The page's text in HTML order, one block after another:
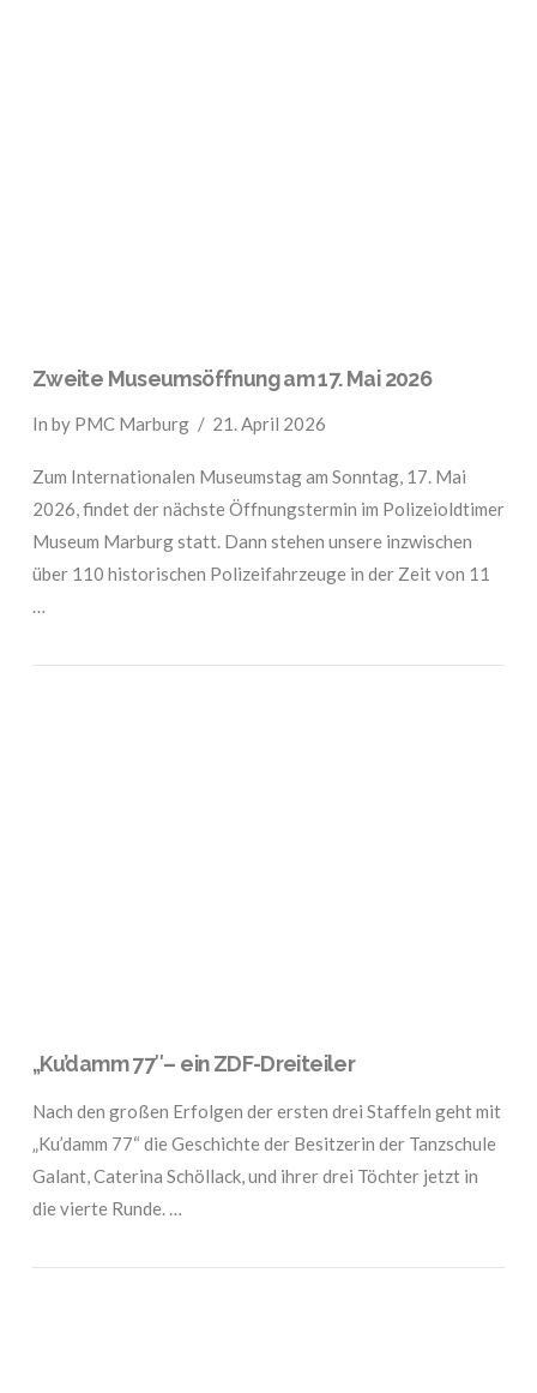
Zweite Museumsöffnung am 17. Mai 2026
In by PMC Marburg 21. April 2026
Zum Internationalen Museumstag am Sonntag, 17. Mai
2026, findet der nächste Öffnungstermin im Polizeioldtimer
Museum Marburg statt. Dann stehen unsere inzwischen
über 110 historischen Polizeifahrzeuge in der Zeit von 11
…
„Ku’damm 77″– ein ZDF-Dreiteiler
Nach den großen Erfolgen der ersten drei Staffeln geht mit
„Ku’damm 77“ die Geschichte der Besitzerin der Tanzschule
Galant, Caterina Schöllack, und ihrer drei Töchter jetzt in
die vierte Runde. …